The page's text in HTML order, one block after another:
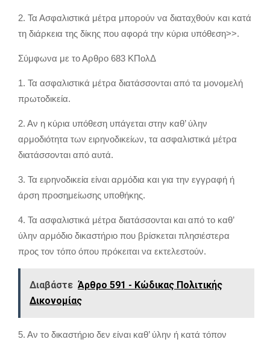
2. Τα Ασφαλιστικά μέτρα μπορούν να διαταχθούν και κατά
τη διάρκεια της δίκης που αφορά την κύρια υπόθεση>>.
Σύμφωνα με το Αρθρο 683 ΚΠολΔ
1. Τα ασφαλιστικά μέτρα διατάσσονται από τα μονομελή
πρωτοδικεία.
2. Αν η κύρια υπόθεση υπάγεται στην καθ’ ύλην
αρμοδιότητα των ειρηνοδικείων, τα ασφαλιστικά μέτρα
διατάσσονται από αυτά.
3. Τα ειρηνοδικεία είναι αρμόδια και για την εγγραφή ή
άρση προσημείωσης υποθήκης.
4. Τα ασφαλιστικά μέτρα διατάσσονται και από το καθ’
ύλην αρμόδιο δικαστήριο που βρίσκεται πλησιέστερα
προς τον τόπο όπου πρόκειται να εκτελεστούν.
Διαβάστε Άρθρο 591 - Κώδικας Πολιτικής
Δικονομίας
5. Αν το δικαστήριο δεν είναι καθ’ ύλην ή κατά τόπον